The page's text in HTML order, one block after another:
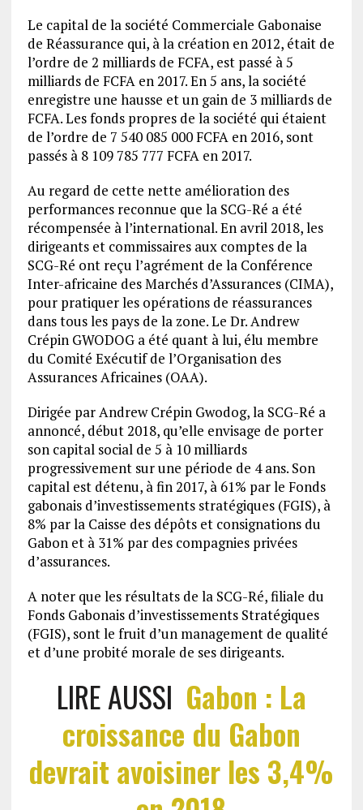
Le capital de la société Commerciale Gabonaise
de Réassurance qui, à la création en 2012, était de
l’ordre de 2 milliards de FCFA, est passé à 5
milliards de FCFA en 2017. En 5 ans, la société
enregistre une hausse et un gain de 3 milliards de
FCFA. Les fonds propres de la société qui étaient
de l’ordre de 7 540 085 000 FCFA en 2016, sont
passés à 8 109 785 777 FCFA en 2017.
Au regard de cette nette amélioration des
performances reconnue que la SCG-Ré a été
récompensée à l’international. En avril 2018, les
dirigeants et commissaires aux comptes de la
SCG-Ré ont reçu l’agrément de la Conférence
Inter-africaine des Marchés d’Assurances (CIMA),
pour pratiquer les opérations de réassurances
dans tous les pays de la zone. Le Dr. Andrew
Crépin GWODOG a été quant à lui, élu membre
du Comité Exécutif de l’Organisation des
Assurances Africaines (OAA).
Dirigée par Andrew Crépin Gwodog, la SCG-Ré a
annoncé, début 2018, qu’elle envisage de porter
son capital social de 5 à 10 milliards
progressivement sur une période de 4 ans. Son
capital est détenu, à fin 2017, à 61% par le Fonds
gabonais d’investissements stratégiques (FGIS), à
8% par la Caisse des dépôts et consignations du
Gabon et à 31% par des compagnies privées
d’assurances.
A noter que les résultats de la SCG-Ré, filiale du
Fonds Gabonais d’investissements Stratégiques
(FGIS), sont le fruit d’un management de qualité
et d’une probité morale de ses dirigeants.
LIRE AUSSI Gabon : La
croissance du Gabon
devrait avoisiner les 3,4%